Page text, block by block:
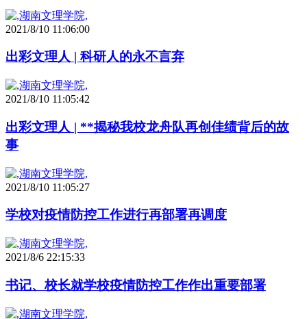
2021/8/10 11:06:00
出彩文理人 | 科研人的永不言弃
2021/8/10 11:05:42
出彩文理人 | **揭秘我校龙舟队再创佳绩背后的故
事
2021/8/10 11:05:27
学校对疫情防控工作进行再部署再调度
2021/8/6 22:15:33
书记、校长就学校疫情防控工作作出重要部署